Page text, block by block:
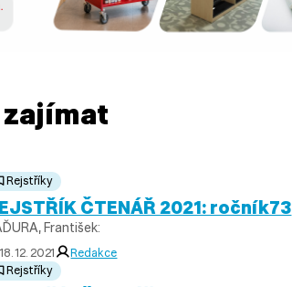
Rejstříky
ČTENÁŘ 2021: ročník73
František:
18. 12. 2021
Redakce
Rejstříky